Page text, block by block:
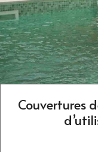
Couvertures